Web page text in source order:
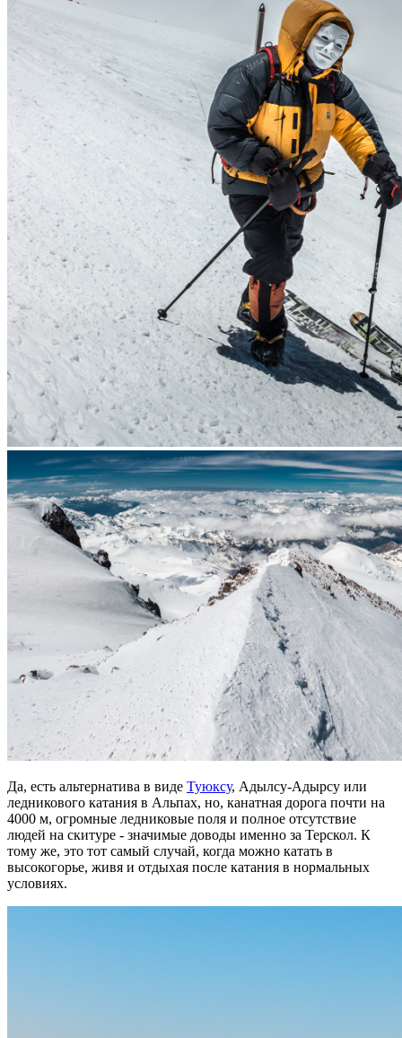
Да, есть альтернатива в виде Туюксу, Адылсу-Адырсу или
ледникового катания в Альпах, но, канатная дорога почти на
4000 м, огромные ледниковые поля и полное отсутствие
людей на скитуре - значимые доводы именно за Терскол. К
тому же, это тот самый случай, когда можно катать в
высокогорье, живя и отдыхая после катания в нормальных
условиях.